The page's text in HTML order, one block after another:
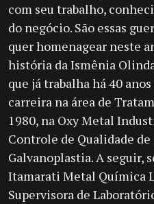
com seu trabalho,
do negócio. São essas
quer homenagear neste
história da Ismênia
que já trabalha há 40
carreira na área de
1980, na Oxy Metal
Controle de Qualidade de
Galvanoplastia. A seguir,
Itamarati Metal Química
Supervisora de